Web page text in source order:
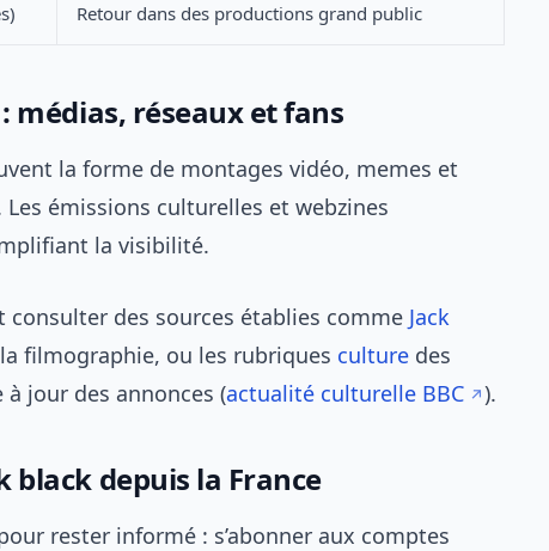
Retour dans des productions grand public
médias, réseaux et fans
la forme de montages vidéo, memes et
émissions culturelles et webzines
la visibilité.
des sources établies comme Jack
filmographie, ou les rubriques culture des
jour des annonces (actualité culturelle BBC ).
black depuis la France
rester informé : s’abonner aux comptes